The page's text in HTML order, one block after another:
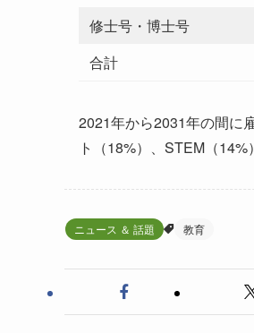
修士号・博士号
合計
2021年から2031年の間に
ト（18%）、STEM（
ニュース ＆ 話題 教育